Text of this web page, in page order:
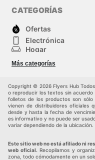
CATEGORÍAS
Ofertas
Electrónica
Hogar
Herramientas y
Infancia
Más categorías
Copyright © 2026 Flyers Hub
o reproducir los textos sin
folletos de los productos son
vienen de distribuidores oficiales
desde y hasta la fecha de
es informativo y no puede ser
variar dependiendo de la ubicación.
Este sitio web no está afiliado ni
web oficial. Recopilamos y
zona, todo cómodamente en un